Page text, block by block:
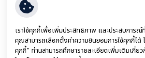
2563 - ปัจจุบัน
บริษัท เซาท์อีสท์ เอเชีย เอนเนอร์จี จำกัด
2563 - ปัจจุบัน
กรรมการ บริษัท ซีเค พาวเวอร์ จำกัด (มหาช
เราใช้คุกกี้เพื่อเพิ่มประสิทธิภาพ และประสบการณ์
คุณสามารถเลือกตั้งค่าความยินยอมการใช้คุกกี้ได้
คุกกี้" ท่านสามารถศึกษารายละเอียดเพิ่มเติมเกี่ย